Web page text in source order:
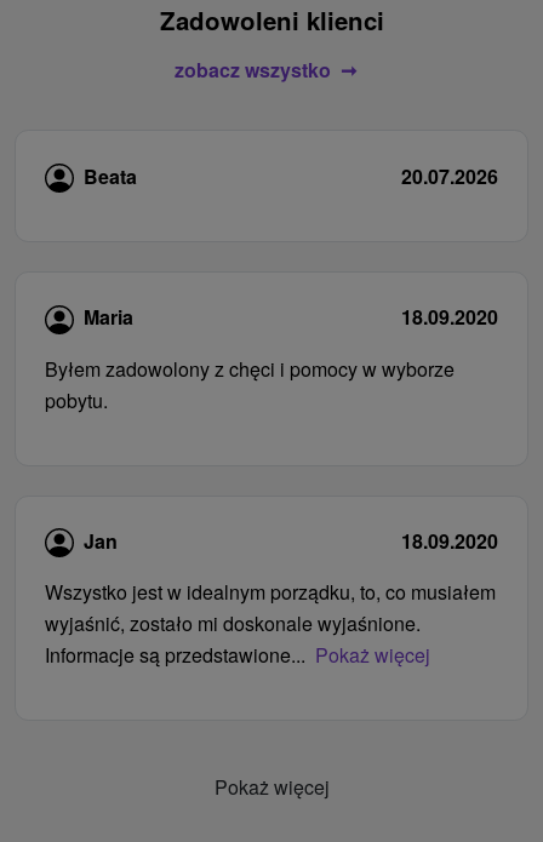
Zadowoleni klienci
zobacz wszystko
Beata 20.07.2026
Maria
18.09.2020
Byłem zadowolony z chęci i pomocy w wyborze
pobytu.
Jan
18.09.2020
Wszystko jest w idealnym porządku, to, co musiałem
wyjaśnić, zostało mi doskonale wyjaśnione.
Informacje są przedstawione... Pokaż więcej
Pokaż więcej